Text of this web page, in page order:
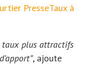
PresseTaux à
taux plus attractifs
, ajoute